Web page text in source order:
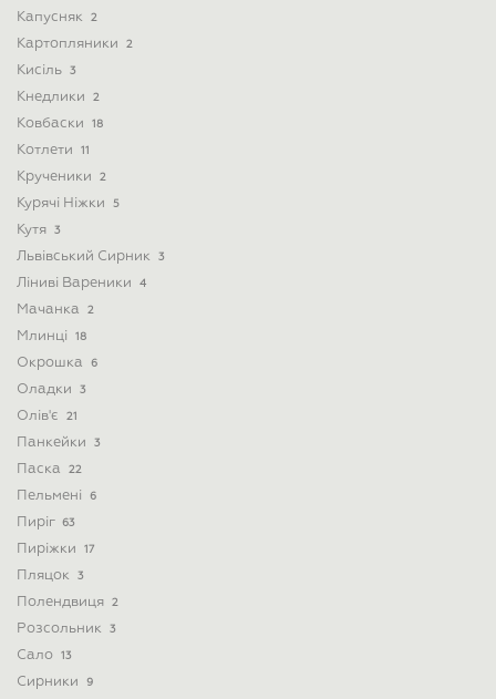
Капусняк 2
Картопляники 2
Кисіль 3
Кнедлики 2
Ковбаски 18
Котлети 11
Крученики 2
Курячі Ніжки 5
Кутя 3
Львівський Сирник 3
Ліниві Вареники 4
Мачанка 2
Млинці 18
Окрошка 6
Оладки 3
Олів'є 21
Панкейки 3
Паска 22
Пельмені 6
Пиріг 63
Пиріжки 17
Пляцок 3
Полендвиця 2
Розсольник 3
Сало 13
Сирники 9